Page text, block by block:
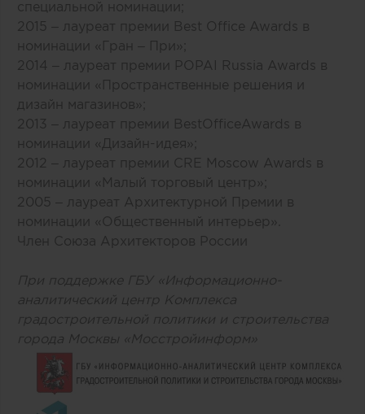
специальной номинации;
2015 – лауреат премии Best Office Awards в
номинации «Гран – При»;
2014 – лауреат премии POPAI Russia Awards в
номинации «Пространственные решения и
дизайн магазинов»;
2013 – лауреат премии BestOfficeAwards в
номинации «Дизайн-идея»;
2012 – лауреат премии CRE Moscow Awards в
номинации «Малый торговый центр»;
2005 – лауреат Архитектурной Премии в
номинации «Общественный интерьер».
Член Союза Архитекторов России
При поддержке ГБУ «Информационно-
аналитический центр Комплекса
градостроительной политики и строительства
города Москвы «Мосстройинформ»